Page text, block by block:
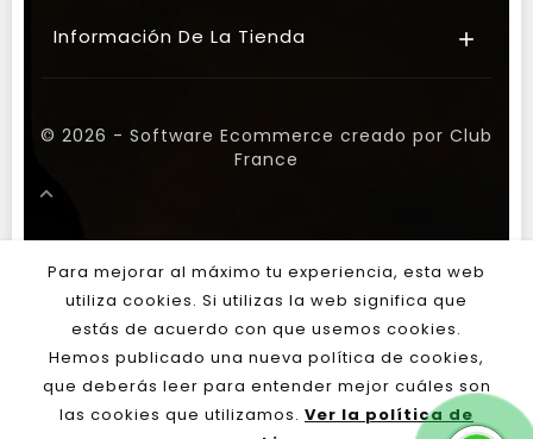
Información De La Tienda 
© 2026 - Software Ecommerce creado por Club
France

Para mejorar al máximo tu experiencia, esta web
utiliza cookies. Si utilizas la web significa que
estás de acuerdo con que usemos cookies.
Hemos publicado una nueva política de cookies,
que deberás leer para entender mejor cuáles son
las cookies que utilizamos. Ver la política de